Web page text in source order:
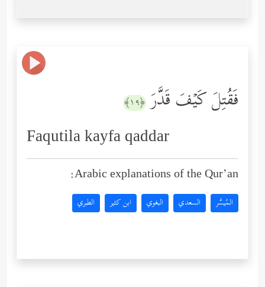
فَقُتِلَ كَیۡفَ قَدَّرَ ﴿١٩﴾
Faqutila kayfa qaddar
Arabic explanations of the Qur’an:
المُيسَّر السعدي البغوي ابن كثير الطبري